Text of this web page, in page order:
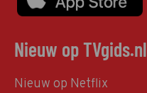
Nieuw op TVgids.nl
Nieuw op Netflix